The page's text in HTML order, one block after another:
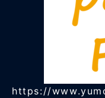
https://